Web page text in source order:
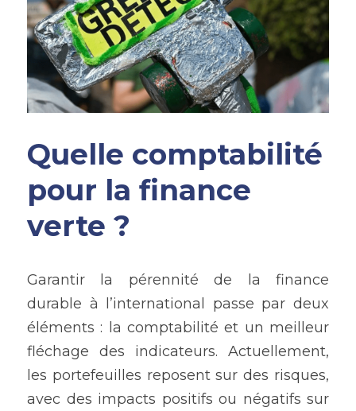
Quelle comptabilité
pour la finance
verte ?
Garantir la pérennité de la finance
durable à l’international passe par deux
éléments : la comptabilité et un meilleur
fléchage des indicateurs. Actuellement,
les portefeuilles reposent sur des risques,
avec des impacts positifs ou négatifs sur